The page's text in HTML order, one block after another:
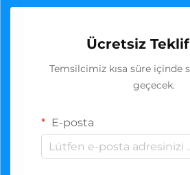
Ücretsiz Teklif
Temsilcimiz kısa süre içinde
geçecek.
E-posta